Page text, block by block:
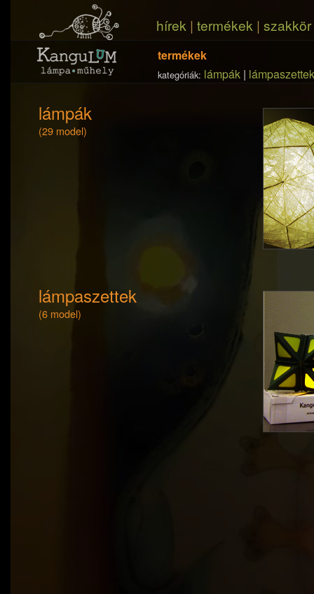
hírek | termékek | szakkör
termékek
kategóriák: lámpák | lámpaszettek
lámpák
(29 model)
lámpaszettek
(6 model)